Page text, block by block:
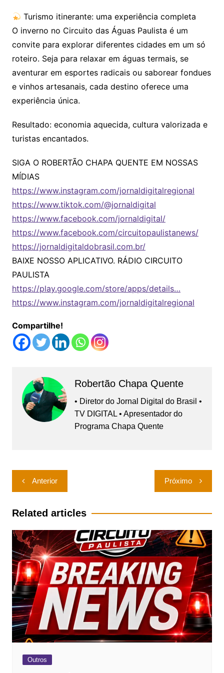
Turismo itinerante: uma experiência completa
O inverno no Circuito das Águas Paulista é um
convite para explorar diferentes cidades em um só
roteiro. Seja para relaxar em águas termais, se
aventurar em esportes radicais ou saborear fondues
e vinhos artesanais, cada destino oferece uma
experiência única.
Resultado: economia aquecida, cultura valorizada e
turistas encantados.
SIGA O ROBERTÃO CHAPA QUENTE EM NOSSAS
MÍDIAS
https://www.instagram.com/jornaldigitalregional
https://www.tiktok.com/@jornaldigital
https://www.facebook.com/jornaldigital/
https://www.facebook.com/circuitopaulistanews/
https://jornaldigitaldobrasil.com.br/
BAIXE NOSSO APLICATIVO. RÁDIO CIRCUITO
PAULISTA
https://play.google.com/store/apps/details…
https://www.instagram.com/jornaldigitalregional
Compartilhe!
Robertão Chapa Quente
• Diretor do Jornal Digital do Brasil •
TV DIGITAL • Apresentador do
Programa Chapa Quente
Navegação
de
Post
Anterior Próximo
Related articles
Outros